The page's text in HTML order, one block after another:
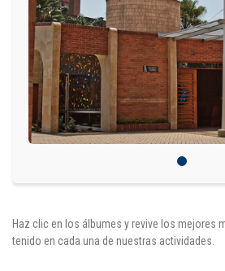
Haz clic en los álbumes y revive los mejores
tenido en cada una de nuestras actividades.
CARTERA
Inscripciones
Estudiantes
Egresados
Pagos